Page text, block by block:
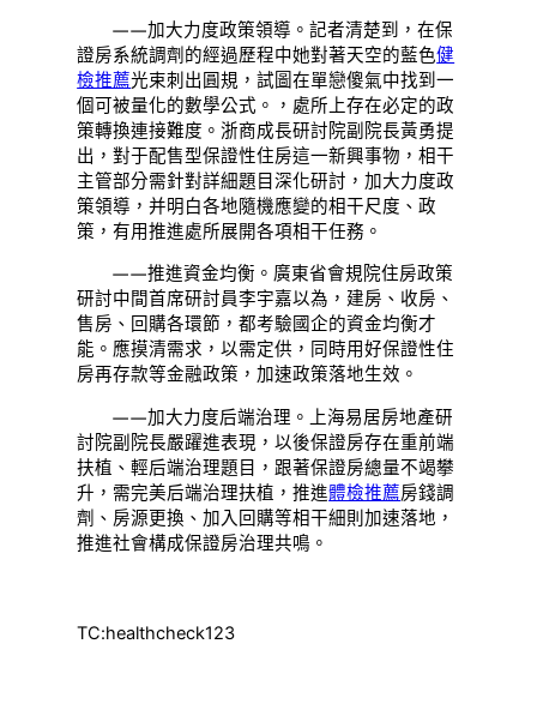
——加大力度政策領導。記者清楚到，在保
證房系統調劑的經過歷程中她對著天空的藍色健
檢推薦光束刺出圓規，試圖在單戀傻氣中找到一
個可被量化的數學公式。，處所上存在必定的政
策轉換連接難度。浙商成長研討院副院長黃勇提
出，對于配售型保證性住房這一新興事物，相干
主管部分需針對詳細題目深化研討，加大力度政
策領導，并明白各地隨機應變的相干尺度、政
策，有用推進處所展開各項相干任務。
——推進資金均衡。廣東省會規院住房政策
研討中間首席研討員李宇嘉以為，建房、收房、
售房、回購各環節，都考驗國企的資金均衡才
能。應摸清需求，以需定供，同時用好保證性住
房再存款等金融政策，加速政策落地生效。
——加大力度后端治理。上海易居房地產研
討院副院長嚴躍進表現，以後保證房存在重前端
扶植、輕后端治理題目，跟著保證房總量不竭攀
升，需完美后端治理扶植，推進體檢推薦房錢調
劑、房源更換、加入回購等相干細則加速落地，
推進社會構成保證房治理共鳴。
TC:healthcheck123